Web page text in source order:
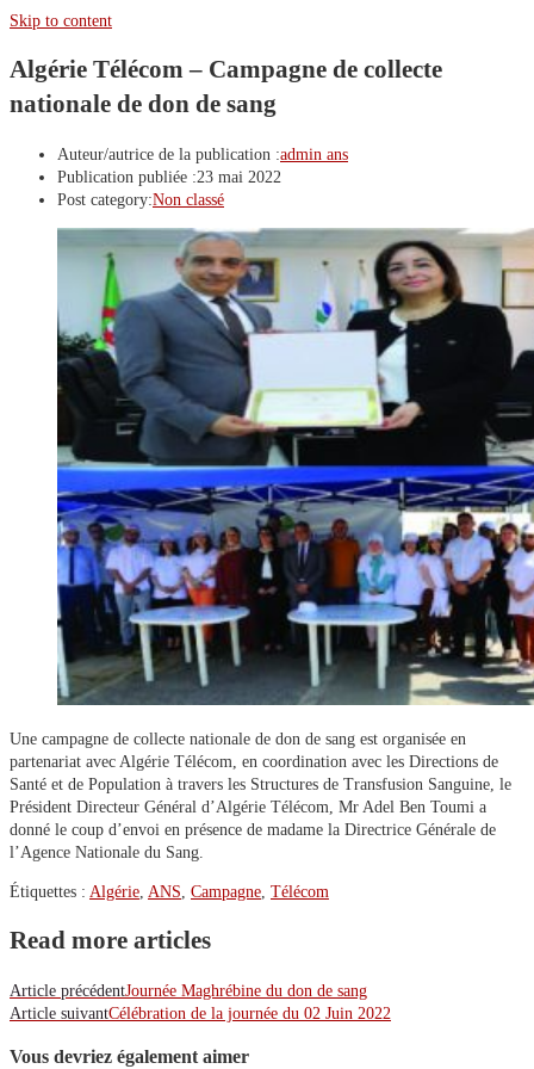
Skip to content
Algérie Télécom – Campagne de collecte
nationale de don de sang
Auteur/autrice de la publication :admin ans
Publication publiée :23 mai 2022
Post category:Non classé
Une campagne de collecte nationale de don de sang est organisée
en partenariat avec Algérie Télécom, en coordination avec les
Directions de Santé et de Population à travers les Structures de
Transfusion Sanguine, le Président Directeur Général d’Algérie
Télécom, Mr Adel Ben Toumi a donné le coup d’envoi en présence
de madame la Directrice Générale de l’Agence Nationale du Sang.
Étiquettes :Algérie, ANS, Campagne, Télécom
Read more articles
Article précédentJournée Maghrébine du don de sang
Article suivantCélébration de la journée du 02 Juin 2022
Vous devriez également aimer